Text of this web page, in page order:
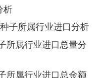
析
子所属行业进口分析
所属行业进口总量分
所属行业进口总金额